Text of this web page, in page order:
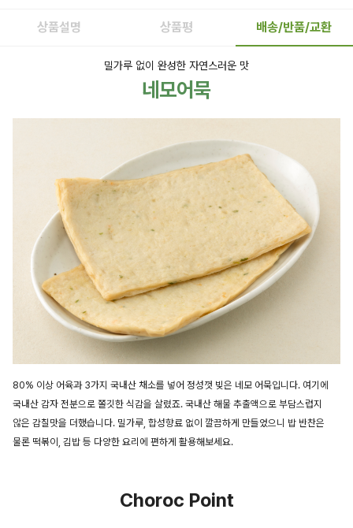
상품설명 상품평 배송/반품/교환
밀가루 없이 완성한 자연스러운 맛
네모어묵
80% 이상 어육과 3가지 국내산 채소를 넣어 정성껏 빚은 네모 어묵입니다. 여기에
국내산 감자 전분으로 쫄깃한 식감을 살렸죠. 국내산 해물 추출액으로 부담스럽지
않은 감칠맛을 더했습니다. 밀가루, 합성향료 없이 깔끔하게 만들었으니 밥 반찬은
물론 떡볶이, 김밥 등 다양한 요리에 편하게 활용해보세요.
Choroc Point